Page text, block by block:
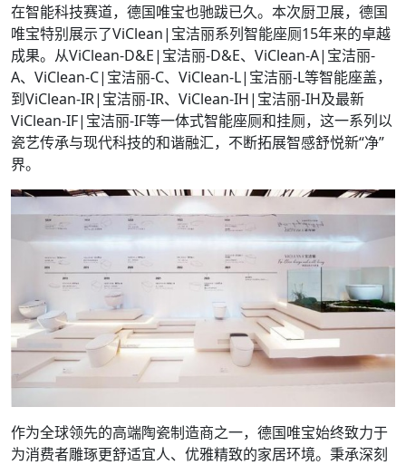
在智能科技赛道，德国唯宝也驰跋已久。本次厨卫展，德国
唯宝特别展示了ViClean|宝洁丽系列智能座厕15年来的卓越
成果。从ViClean-D&E|宝洁丽-D&E、ViClean-A|宝洁丽-
A、ViClean-C|宝洁丽-C、ViClean-L|宝洁丽-L等智能座盖，
到ViClean-IR|宝洁丽-IR、ViClean-IH|宝洁丽-IH及最新
ViClean-IF|宝洁丽-IF等一体式智能座厕和挂厕，这一系列以
瓷艺传承与现代科技的和谐融汇，不断拓展智感舒悦新“净”
界。
作为全球领先的高端陶瓷制造商之一，德国唯宝始终致力于
为消费者雕琢更舒适宜人、优雅精致的家居环境。秉承深刻